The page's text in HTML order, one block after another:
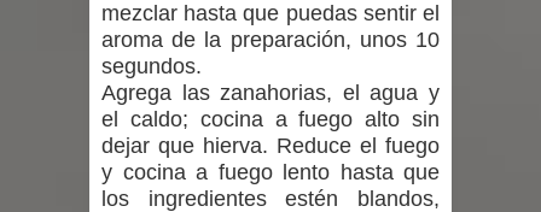
mezclar hasta que puedas sentir el
aroma de la preparación, unos 10
segundos.
Agrega las zanahorias, el agua y
el caldo; cocina a fuego alto sin
dejar que hierva. Reduce el fuego
y cocina a fuego lento hasta que
los ingredientes estén blandos,